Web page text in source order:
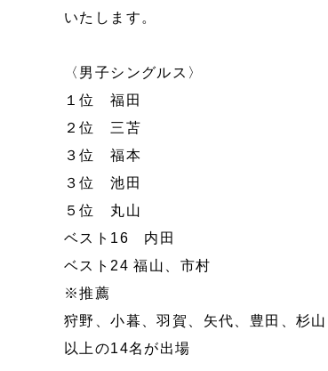
いたします。
〈男子シングルス〉
１位 福田
２位 三苫
３位 福本
３位 池田
５位 丸山
ベスト16 内田
ベスト24 福山、市村
※推薦
狩野、小暮、羽賀、矢代、豊田、杉山
以上の14名が出場